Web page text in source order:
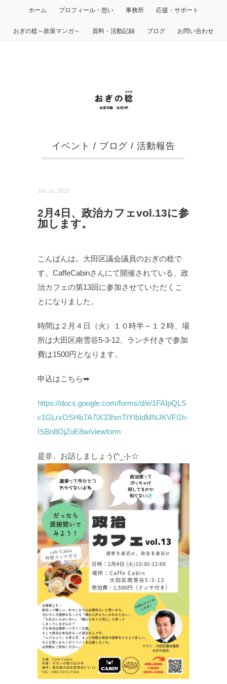
ホーム プロフィール・想い 事務所 応援・サポート
おぎの稔～政策マンガ～ 資料・活動記録 ブログ お問い合わせ
イベント / ブログ /活動報告
Jan 16, 2025
2月4日、政治カフェvol.13に参
加します。
こんばんは。大田区議会議員のおぎの稔で
す。CaffeCabinさんにて開催されている、政
治カフェの第13回に参加させていただくこ
とになりました。
時間は２月４日（火）１０時半～１２時、場
所は大田区南雪谷5‐3‐12、ランチ付きで参加
費は1500円となります。
申込はこちら➡
https://docs.google.com/forms/d/e/1FAIpQLS
c1GLrxOSHb7A7iX33hmTtYIbIdMNJKVFi1h-
ISBn8OjZoE8w/viewform
是非、お話しましょう(^_-)-☆